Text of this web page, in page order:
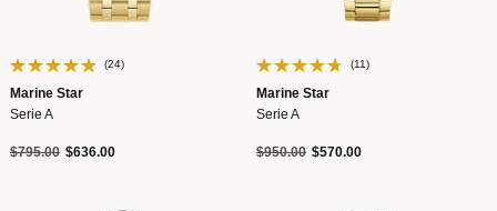
(24)
Marine Star
Serie A
Precio reducido de
$795.00a$636.00
(11)
Marine Star
Serie A
Precio reducido de
$950.00a$570.00